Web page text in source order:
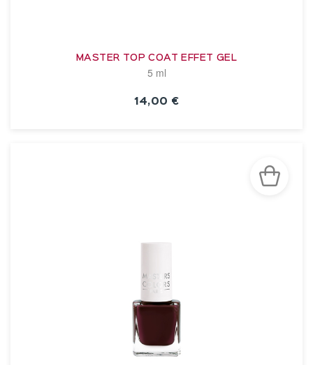
MASTER TOP COAT EFFET GEL
5 ml
14,00 €